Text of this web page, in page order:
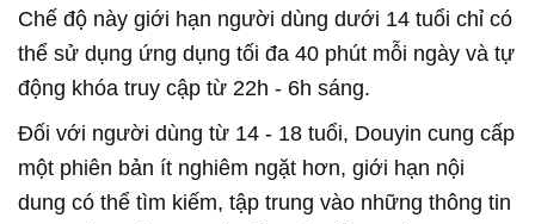
Chế độ này giới hạn người dùng dưới 14 tuổi chỉ có
thể sử dụng ứng dụng tối đa 40 phút mỗi ngày và tự
động khóa truy cập từ 22h - 6h sáng.
Đối với người dùng từ 14 - 18 tuổi, Douyin cung cấp
một phiên bản ít nghiêm ngặt hơn, giới hạn nội
dung có thể tìm kiếm, tập trung vào những thông tin